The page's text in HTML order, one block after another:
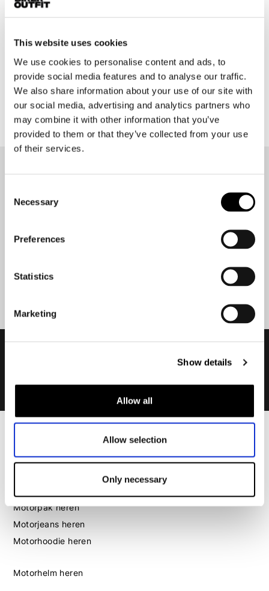
This website uses cookies
We use cookies to personalise content and ads, to
provide social media features and to analyse our traffic.
We also share information about your use of our site with
our social media, advertising and analytics partners who
may combine it with other information that you’ve
provided to them or that they’ve collected from your use
of their services.
Selection
Necessary
Preferences
Statistics
Marketing
Show details
Allow all
Allow selection
Only necessary
Rev'it
Sand 5 Ladies Gloves
€ 99,99 € 89,99
Geen zorgen, wij zullen je niet spammen
Motorkleding heren
Motorpak heren
Motorjeans heren
Motorhoodie heren
Motorhelm heren